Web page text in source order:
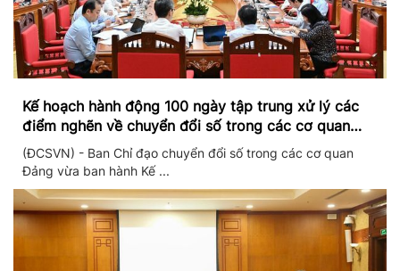
Kế hoạch hành động 100 ngày tập trung xử lý các
điểm nghẽn về chuyển đổi số trong các cơ quan
Đảng
(ĐCSVN) - Ban Chỉ đạo chuyển đổi số trong các cơ quan
Đảng vừa ban hành Kế ...